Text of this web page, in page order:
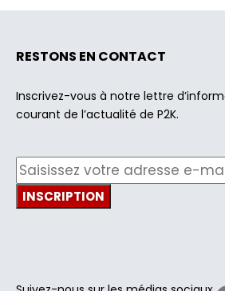
RESTONS EN CONTACT
Inscrivez-vous à notre lettre
courant de l’actualité de P2K.